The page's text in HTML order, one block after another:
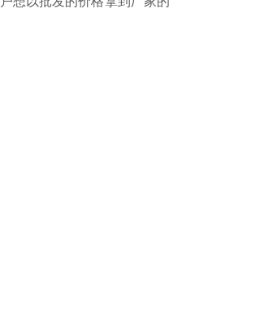
想以批发的价格拿到厂家的